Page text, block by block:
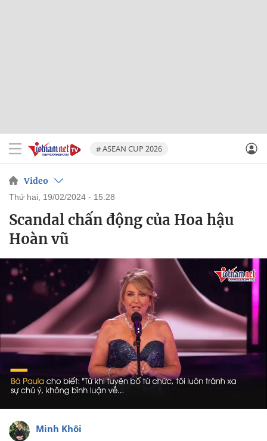
# ASEAN CUP 2026
Video
thứ hai, 19/02/2024 - 15:28
Scandal chấn động của Hoa hậu
Hoàn vũ
Minh Khôi